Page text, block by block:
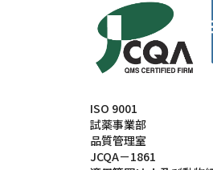
ISO 9001
試薬事業部
品質管理室
JCQA－1861